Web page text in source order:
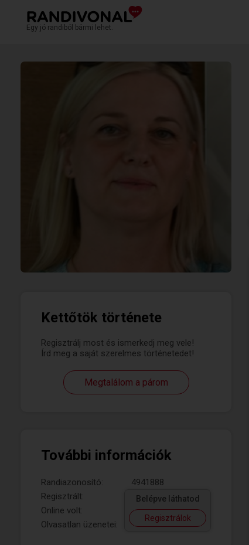
Egy jó randiból bármi lehet.
Kettőtök története
Regisztrálj most és ismerkedj meg vele!
Írd meg a saját szerelmes történetedet!
Megtalálom a párom
További információk
Randiazonosító:
4941888
Regisztrált:
Online volt:
Olvasatlan üzenetei:
Belépve láthatod
Regisztrálok